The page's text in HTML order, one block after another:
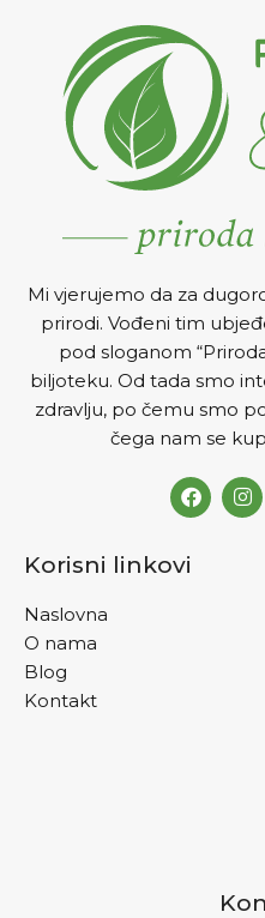
Mi vjerujemo da za
prirodi. Vođeni tim
pod sloganom
biljoteku. Od tada smo
zdravlju, po čemu smo
čega nam se
Korisni linkovi
Naslovna
O nama
Blog
Kontakt